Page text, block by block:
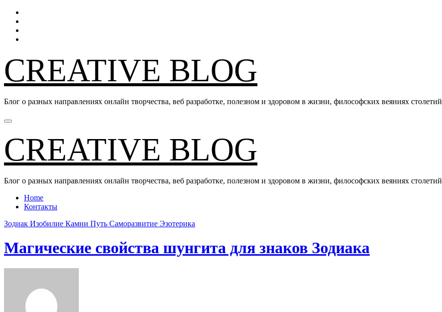
Перейти
содержанию
CREATIVE BLOG
Блог о разных направлениях онлайн творчества, веб разработке, полезном и здоровом в жизни, философских веяниях столетий
CREATIVE BLOG
Блог о разных направлениях онлайн творчества, веб разработке, полезном и здоровом в жизни, философских веяниях столетий
Home
Контакты
Зодиак Изобилие Камни Путь Саморазвитие Эзотерика
Магические свойства шунгита для знаков Зодиака